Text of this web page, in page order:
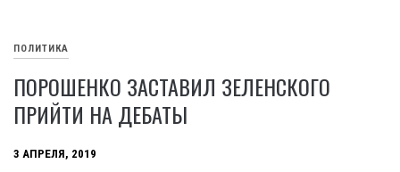
ПОЛИТИКА
ПОРОШЕНКО ЗАСТАВИЛ ЗЕЛЕНСКОГО
ПРИЙТИ НА ДЕБАТЫ
3 АПРЕЛЯ, 2019